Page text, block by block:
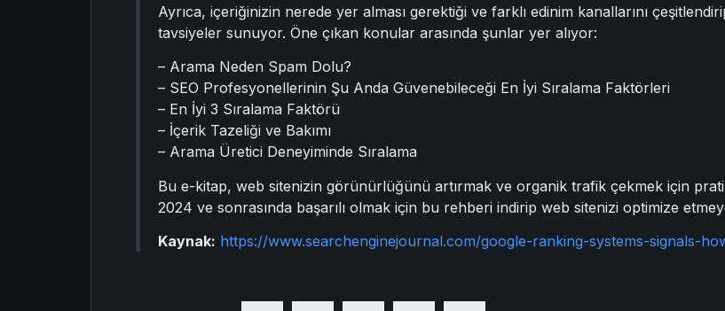
Ayrıca, içeriğinizin nerede yer alması gerektiği ve farklı edinim kanallarını
tavsiyeler sunuyor. Öne çıkan konular arasında şunlar yer alıyor:
– Arama Neden Spam Dolu?
– SEO Profesyonellerinin Şu Anda Güvenebileceği En İyi Sıralama Faktörleri
– En İyi 3 Sıralama Faktörü
– İçerik Tazeliği ve Bakımı
– Arama Üretici Deneyiminde Sıralama
Bu e-kitap, web sitenizin görünürlüğünü artırmak ve organik trafik çekmek için
2024 ve sonrasında başarılı olmak için bu rehberi indirip web sitenizi optimize
Kaynak: https://www.searchenginejournal.com/google-ranking-systems-signals-